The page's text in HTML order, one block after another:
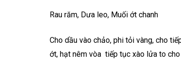
Rau răm, Dưa leo, Muối ớt chanh
Cho dầu vào chảo, phi tỏi vàng, cho
ớt, hạt nêm vòa tiếp tục xào lửa to